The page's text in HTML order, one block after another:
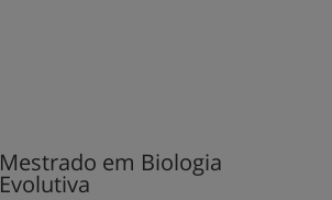
Mestrado em Biologia
Evolutiva